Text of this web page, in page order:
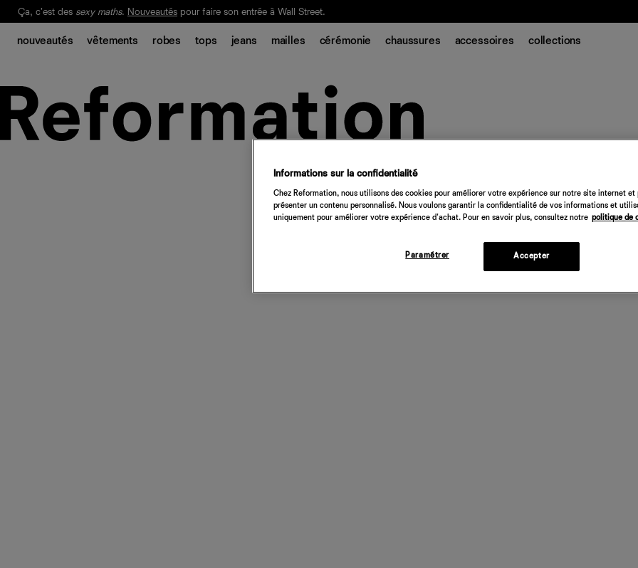
Notre Bilan Responsable 2025 est ici. Lisez-le
Ça, c'est des sexy maths. Nouveautés pour faire son entrée à Wall Street.
nouveautés vêtements robes tops jeans mailles cérémonie chaussures accessoires collections
Informations sur la confidentialité
Chez Reformation, nous utilisons des cookies pour améliorer votre expérience sur notre site internet et
présenter un contenu personnalisé. Nous voulons garantir la confidentialité de vos informations et
uniquement pour améliorer votre expérience d'achat. Pour en savoir plus, consultez notre politique de
Paramétrer Accepter